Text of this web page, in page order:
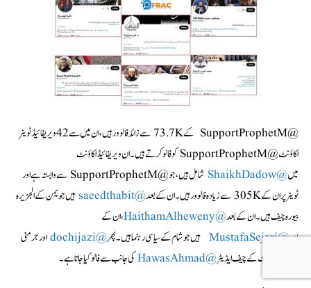
@SupportProphetM کے 73.7K سے زائد فالوور ہیں، ان میں سے 42 ویریفائیڈ ٹویٹر
اکاؤنٹ @SupportProphetM کو فالو کرتے ہیں۔ ان ویریفائیڈ اکاؤنٹ
میں@ShaikhDadow
شامل ہیں، جو @SupportProphetM سے وابستہ ہے اور
ٹویٹر پر ان کے 305K سے زیادہ فالوور ہیں۔ ان کے بعد
@saeedthabit
ہیں جو یمن کے الجزیرہ
بیورہ چیف ہیں۔ ان کے بعد@HaithamAlheweny
، ان کے
بعد@MustafaSejari ہیں جو شام کے سیاسی رہنما ہیں۔ پھر@dochijazi
اور جرمنی
سیریسالا پوسٹ کے چیف ایڈیٹر@HawasAhmad کی جانب سے فالو کیا جاتا ہے۔